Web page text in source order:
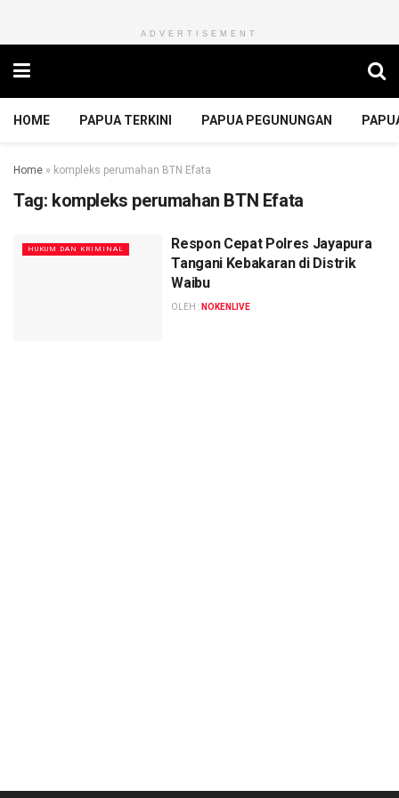
ADVERTISEMENT
HOME PAPUA TERKINI PAPUA PEGUNUNGAN
Home » kompleks perumahan BTN Efata
Tag: kompleks perumahan BTN Efata
HUKUM DAN KRIMINAL
‎Respon Cepat Polres Jayapura
Tangani Kebakaran di Distrik
Waibu
OLEH : NOKENLIVE